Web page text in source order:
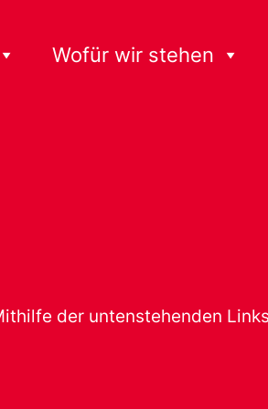
Wofür wir stehen
der untenstehenden